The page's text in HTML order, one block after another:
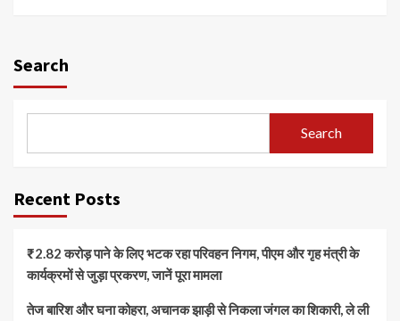
Search
Search
Recent Posts
₹2.82 करोड़ पाने के लिए भटक रहा परिवहन निगम, पीएम और गृह मंत्री के
कार्यक्रमों से जुड़ा प्रकरण, जानें पूरा मामला
तेज बारिश और घना कोहरा, अचानक झाड़ी से निकला जंगल का शिकारी, ले ली